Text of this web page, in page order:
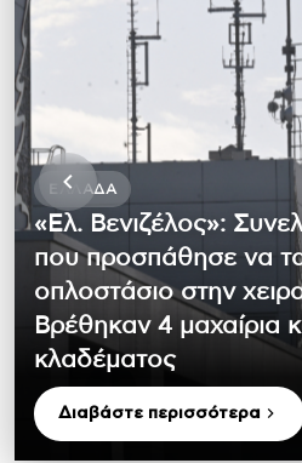
ΕΛΛΆΔΑ
«Ελ. Βενιζέλος»:
που προσπάθησε να
οπλοστάσιο στην
Βρέθηκαν 4 μαχαίρια
κλαδέματος
Διαβάστε περισσότερα